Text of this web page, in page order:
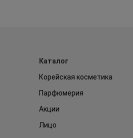
Каталог
Корейская косметика
Парфюмерия
Акции
Лицо